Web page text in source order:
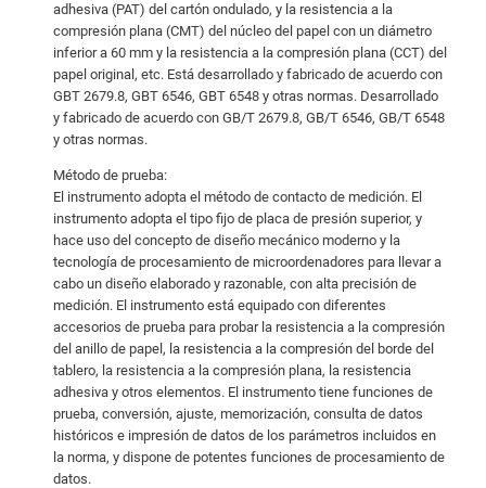
adhesiva (PAT) del cartón ondulado, y la resistencia a la
compresión plana (CMT) del núcleo del papel con un diámetro
inferior a 60 mm y la resistencia a la compresión plana (CCT) del
papel original, etc. Está desarrollado y fabricado de acuerdo con
GBT 2679.8, GBT 6546, GBT 6548 y otras normas. Desarrollado
y fabricado de acuerdo con GB/T 2679.8, GB/T 6546, GB/T 6548
y otras normas.
Método de prueba:
El instrumento adopta el método de contacto de medición. El
instrumento adopta el tipo fijo de placa de presión superior, y
hace uso del concepto de diseño mecánico moderno y la
tecnología de procesamiento de microordenadores para llevar a
cabo un diseño elaborado y razonable, con alta precisión de
medición. El instrumento está equipado con diferentes
accesorios de prueba para probar la resistencia a la compresión
del anillo de papel, la resistencia a la compresión del borde del
tablero, la resistencia a la compresión plana, la resistencia
adhesiva y otros elementos. El instrumento tiene funciones de
prueba, conversión, ajuste, memorización, consulta de datos
históricos e impresión de datos de los parámetros incluidos en
la norma, y dispone de potentes funciones de procesamiento de
datos.